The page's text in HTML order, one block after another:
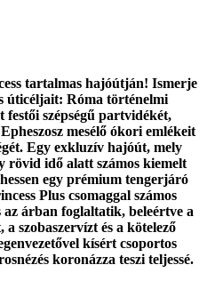
tartalmas hajóútján! Ismerje
úticéljait: Róma történelmi
szépségű partvidékét,
mesélő ókori emlékeit
Egy exkluzív hajóút, mely
rövid idő alatt számos kiemelt
egy prémium tengerjáró
Plus csomaggal számos
az árban foglaltatik, beleértve a
szobaszervízt és a kötelező
kísért csoportos
koronázza teszi teljessé.